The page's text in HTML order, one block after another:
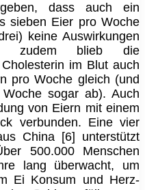
dass auch ein
sieben Eier pro Woche
keine Auswirkungen
zudem blieb die
im Blut auch
pro Woche gleich (und
sogar ab). Auch
von Eiern mit einem
verbunden. Eine vier
China [6] unterstützt
500.000 Menschen
lang überwacht, um
Ei Konsum und Herz-